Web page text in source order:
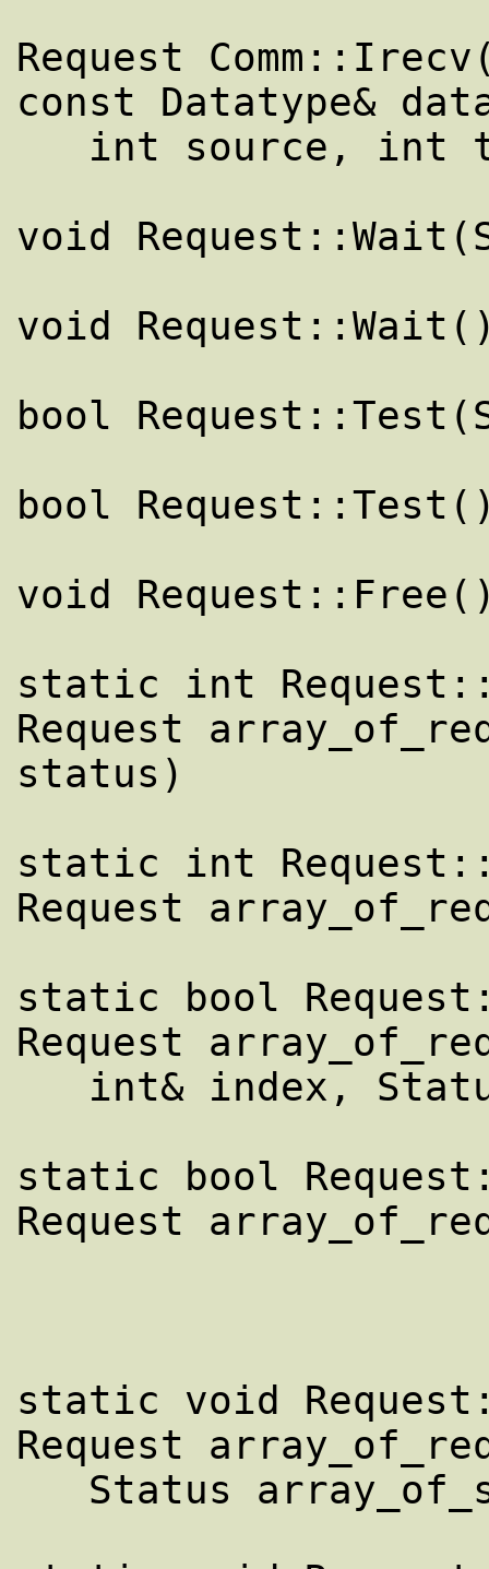
Request
const Datatype&
void
void
bool
bool
void
static int
Request
status)
static int
Request
static bool
Request
static bool
Request
static void
Request